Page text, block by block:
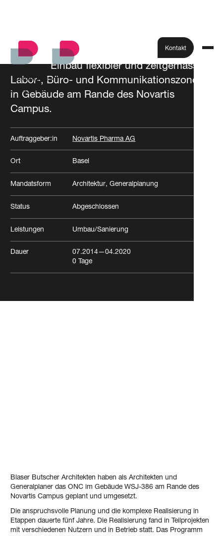
Kontakt
ONC
Alle Projekte
Einbau flexibler und zeitgemässer
Labor-, Büro- und Kommunikationszonen
in Gebäude am Rande des Novartis
Campus.
Auftraggeber:in Novartis Pharma AG
Ort Basel
Mandatsform Architektur Generalplanung
Status Abgeschlossen
Leistungen Umbau/Sanierung
Dauer 07.2014—04.2020
0 Tage
Blaser Butscher Architekten haben als Architekten und
Generalplaner das ONC im Gebäude WSJ-386 am Rande des
Novartis Campus geplant und umgesetzt.
Die anspruchsvolle Planung und die komplexe Realisierung in
Etappen dauerte fünf Jahre. Die Realisierung fand in Teilprojekten
mit verschiedenen Nutzern und in Betrieb statt. Das Programm